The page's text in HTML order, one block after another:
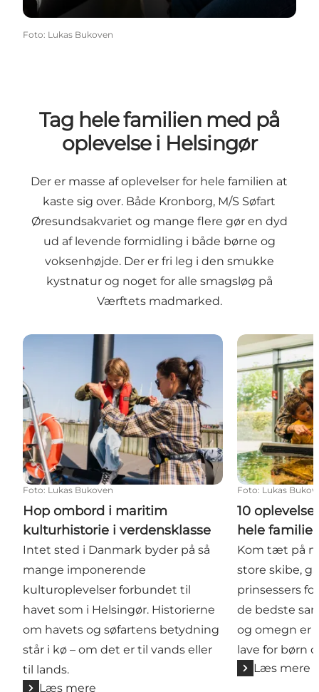
Foto: Lukas Bukoven
Tag hele familien med på
oplevelse i Helsingør
Der er masse af oplevelser for hele familien at
kaste sig over. Både Kronborg, M/S Søfart
Øresundsakvariet og mange flere gør en dyd
ud af levende formidling i både børne og
voksenhøjde. Der er fri leg i den smukke
kystnatur og noget for alle smagsløg på
Værftets madmarked.
Hop ombord i maritim kulturhistorie i verdensklasse
Foto: Lukas Bukoven
Hop ombord i maritim
kulturhistorie i verdensklasse
Intet sted i Danmark byder på så
mange imponerende
kulturoplevelser forbundet til
havet som i Helsingør. Historierne
om havets og søfartens betydning
står i kø – om det er til vands eller
til lands.
Læs mere
10 oplevelser
Foto: Lukas
10
hele
Kom tæt på
store skibe,
prinsessers
de bedste
og omegn er
lave for børn
Læs mere